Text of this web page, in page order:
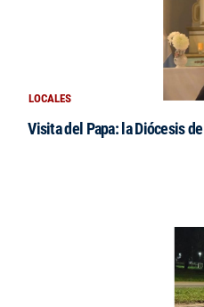
LOCALES
Visita del Papa: la Diócesis